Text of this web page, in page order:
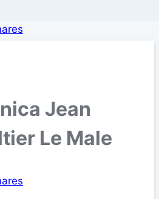
Jean
Le Male